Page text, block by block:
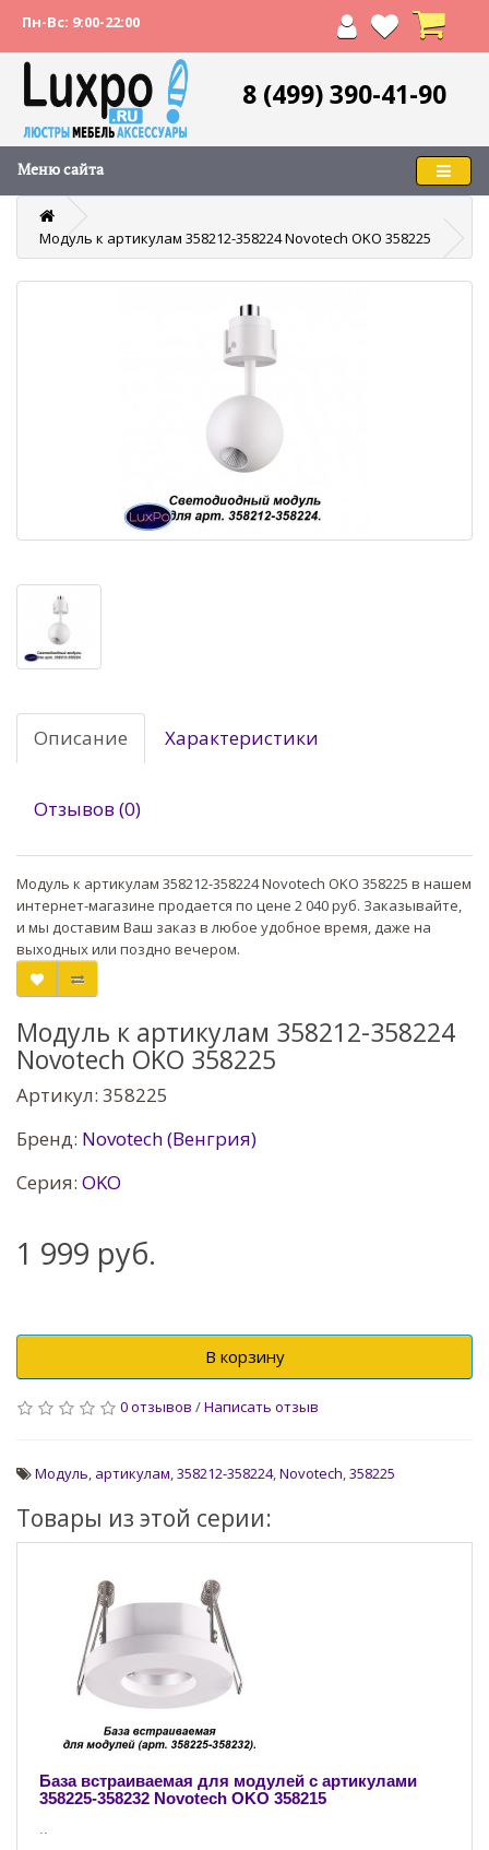
Пн-Вс: 9:00-22:00
8 (499) 390-41-90
Меню сайта
Модуль к артикулам 358212-358224 Novotech OKO 358225
Описание Характеристики
Отзывов (0)
Модуль к артикулам 358212-358224 Novotech OKO 358225 в нашем
интернет-магазине продается по цене 2 040 руб. Заказывайте,
и мы доставим Ваш заказ в любое удобное время, даже на
выходных или поздно вечером.
Модуль к артикулам 358212-358224
Novotech OKO 358225
Артикул: 358225
Бренд: Novotech (Венгрия)
Серия: OKO
1 999 руб.
В корзину
0 отзывов /Написать отзыв
Модуль, артикулам,358212-358224,Novotech,358225
Товары из этой серии:
База встраиваемая для модулей с артикулами
358225-358232 Novotech OKO 358215
..